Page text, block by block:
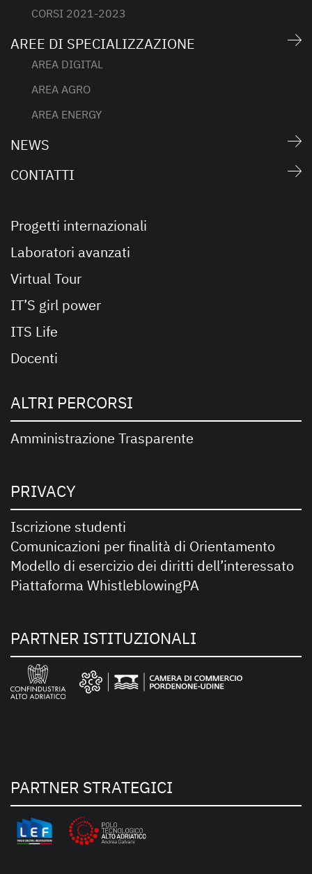
CORSI 2021-2023
AREE DI SPECIALIZZAZIONE
AREA DIGITAL
AREA AGRO
AREA ENERGY
NEWS
CONTATTI
Progetti internazionali
Laboratori avanzati
Virtual Tour
IT’S girl power
ITS Life
Docenti
ALTRI PERCORSI
Amministrazione Trasparente
PRIVACY
Iscrizione studenti
Comunicazioni per finalità di Orientamento
Modello di esercizio dei diritti dell’interessato
Piattaforma WhistleblowingPA
PARTNER ISTITUZIONALI
PARTNER STRATEGICI